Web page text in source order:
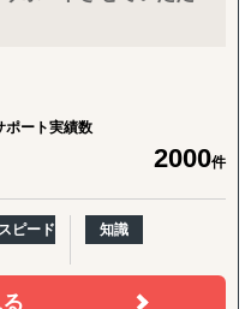
識者の窓口として応用も
ェクトを企画することも
社との連携
内情に精通した各国の現
化、
系の調査会社と連携する
しいパートナーとの掛け
ターゲットリストの優先
スキーム構築、そして開
ロジェクト管理・ロード
イズ支援）までを伴走し
開設・商品ページ作
に対し、現地調査、視
提供しています。
クと日本人プロジェクト
の検討を超えた「現場実
イアント企業を成功へ導
行支援
ポート実績数
2000件
スピード 知識